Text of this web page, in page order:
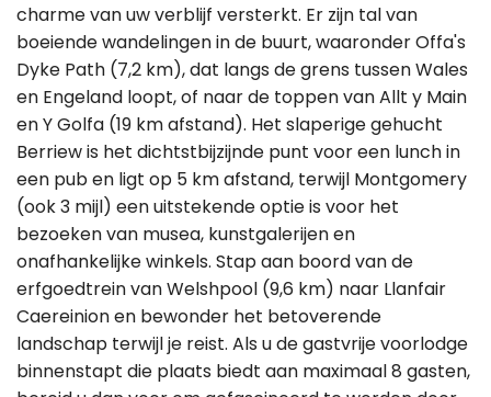
charme van uw verblijf versterkt. Er zijn tal van
boeiende wandelingen in de buurt, waaronder Offa's
Dyke Path (7,2 km), dat langs de grens tussen Wales
en Engeland loopt, of naar de toppen van Allt y Main
en Y Golfa (19 km afstand). Het slaperige gehucht
Berriew is het dichtstbijzijnde punt voor een lunch in
een pub en ligt op 5 km afstand, terwijl Montgomery
(ook 3 mijl) een uitstekende optie is voor het
bezoeken van musea, kunstgalerijen en
onafhankelijke winkels. Stap aan boord van de
erfgoedtrein van Welshpool (9,6 km) naar Llanfair
Caereinion en bewonder het betoverende
landschap terwijl je reist. Als u de gastvrije voorlodge
binnenstapt die plaats biedt aan maximaal 8 gasten,